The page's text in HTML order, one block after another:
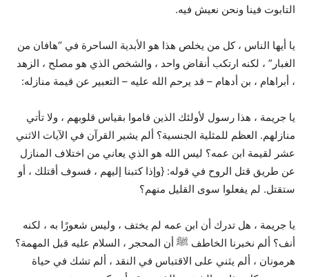
التابوت فينا ونحن نعيش فيه.
يا أيها الناس ، كل من يخلص هذا هو الأبدية الساحرة في “هافان من
الغبار” ، لكنه ارتكب أنقاض واحد ، والشخص الذي هو مصلح ، الزهد
، أبراهام ، بن أدهام – قد يرحم الله عليه – التعبير عن قيمة منازله:
يا جريمة ، هذا رسول لأولئك الذين قاموا بقياس قلوبهم ، ولا تأتي
منازلهم. العظم للمثلية الجنسية؟ ألم يشير القرآن في الآيات الاثني
عشر لقيمة ابن عمه؟ ليس الله هو الذي يعاني من اختلاف المنازل
عن طريق قتل الروح في قوله: {وإذا كتبنا إليهم ، فسوف أقتلك ، أو
ستقتل. لم يفعلوا سوى القليل منهم؟
يا جريمة ، هل تدرك أن ابن عمه لم يختف ، وليس شعورًا به ، لكنه
أنف؟ ألم نخبرنا الخاطف ﷺ أن المحجر ، السلام عليه قبل المهمة؟
هرمونان ، ألم يثني على الاقتباس في النقد ، ألم تشك في حياة